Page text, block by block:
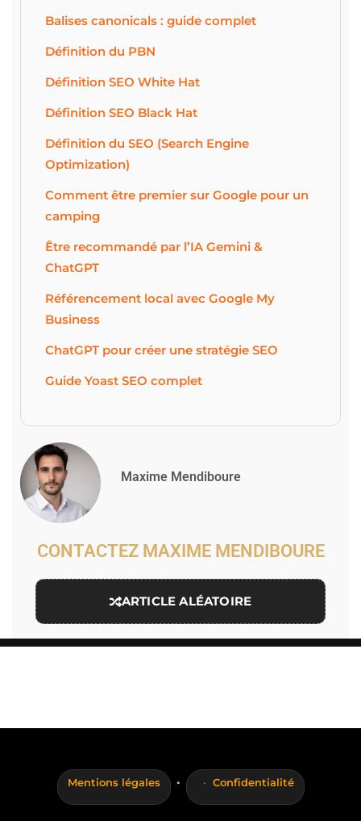
Balises canonicals : guide complet
Définition du PBN
Définition SEO White Hat
Définition SEO Black Hat
Définition du SEO (Search Engine
Optimization)
Comment être premier sur Google pour un
camping
Être recommandé par l’IA Gemini &
ChatGPT
Référencement local avec Google My
Business
ChatGPT pour créer une stratégie SEO
Guide Yoast SEO complet
Maxime Mendiboure
CONTACTEZ MAXIME MENDIBOURE
ARTICLE ALÉATOIRE
Mentions légales · Confidentialité